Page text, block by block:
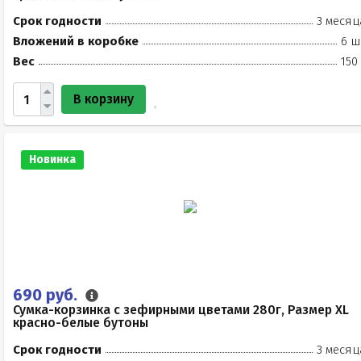
Срок годности
3
Вложений в коробке
6
Вес
150
В корзину
Новинка
690 руб.
Сумка-корзинка с зефирными цветами 280г, Размер XL
красно-белые бутоны
Срок годности
3